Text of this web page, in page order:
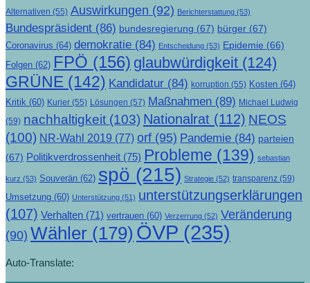
Alternativen (55) Auswirkungen (92) Berichterstattung (53)
Bundespräsident (86) bundesregierung (67) bürger (67)
Coronavirus (64) demokratie (84) Entscheidung (53) Epidemie (66)
Folgen (62) FPÖ (156) glaubwürdigkeit (124)
GRÜNE (142) Kandidatur (84) korruption (55) Kosten (64)
Kritik (60) Kurier (55) Lösungen (57) Maßnahmen (89) Michael Ludwig
(59) nachhaltigkeit (103) Nationalrat (112) NEOS
(100) NR-Wahl 2019 (77) orf (95) Pandemie (84) parteien
(67) Politikverdrossenheit (75) Probleme (139) sebastian
kurz (53) Souverän (62) spö (215) Strategie (52) transparenz (59)
Umsetzung (60) Unterstützung (51) unterstützungserklärungen
(107) Verhalten (71) vertrauen (60) Verzerrung (52) Veränderung
(90) Wähler (179) ÖVP (235)
Auto-Translate: